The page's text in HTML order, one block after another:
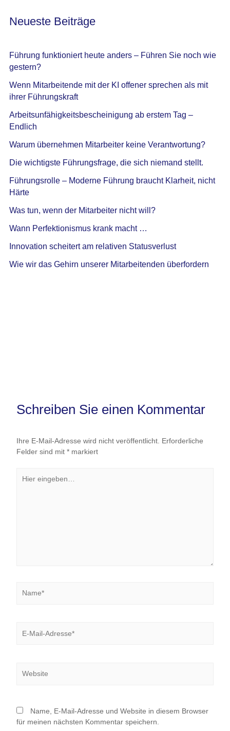
Neueste Beiträge
Führung funktioniert heute anders – Führen Sie noch wie
gestern?
Wenn Mitarbeitende mit der KI offener sprechen als mit
ihrer Führungskraft
Arbeitsunfähigkeitsbescheinigung ab erstem Tag –
Endlich
Warum übernehmen Mitarbeiter keine Verantwortung?
Die wichtigste Führungsfrage, die sich niemand stellt.
Führungsrolle – Moderne Führung braucht Klarheit, nicht
Härte
Was tun, wenn der Mitarbeiter nicht will?
Wann Perfektionismus krank macht …
Innovation scheitert am relativen Statusverlust
Wie wir das Gehirn unserer Mitarbeitenden überfordern
Schreiben Sie einen Kommentar
Ihre E-Mail-Adresse wird nicht veröffentlicht. Erforderliche
Felder sind mit *markiert
eingeben…
Mail-
Name, E-Mail-Adresse und Website in diesem Browser
für meinen nächsten Kommentar speichern.